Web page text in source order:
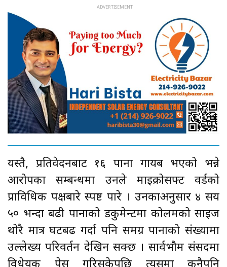
यस्तै, प्रतिवेदनबाट १६ पाना गायब भएको भन्ने
आरोपका सम्बन्धमा उनले माइक्रोसफ्ट वर्डको
प्राविधिक पक्षबारे स्पष्ट पारे । उनकाअनुसार ४ सय
५० भन्दा बढी पानाको डकुमेन्टमा कोलमको साइज
थोरै मात्र घटबढ गर्दा पनि समग्र पानाको संख्यामा
उल्लेख्य परिवर्तन देखिन सक्छ । सार्वभौम संसदमा